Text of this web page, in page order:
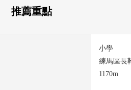
推薦重點
小學
練馬區長
1170m